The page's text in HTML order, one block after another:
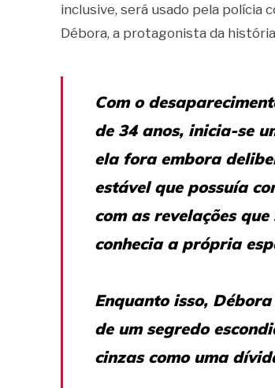
inclusive, será usado pela polícia
Débora, a protagonista da
Com o
de 34 anos, inicia-se
ela fora embora
estável que possuía
com as revelações
conhecia a própria
Enquanto isso,
de um segredo
cinzas como uma